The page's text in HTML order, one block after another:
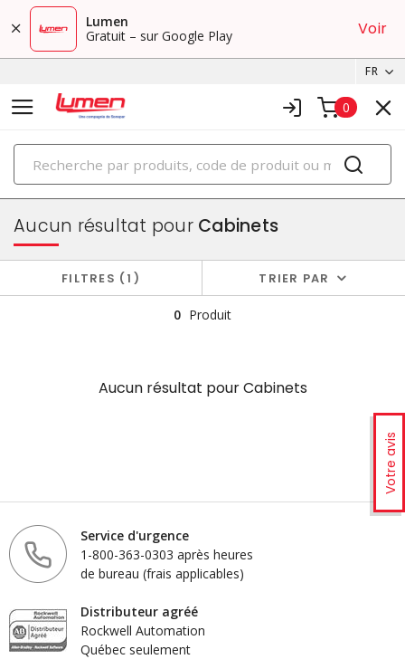
Lumen
Gratuit – sur Google Play
Voir
FR
0
PRODUITS
boîtiers et cabinets
Votre avis
Aucun résultat pourCabinets
FILTRES 1 TRIER PAR
0 Produit
Aucun résultat pourCabinets
Service d'urgence
1-800-363-0303 après heures
de bureau (frais applicables)
Distributeur agréé
Rockwell Automation
Québec seulement